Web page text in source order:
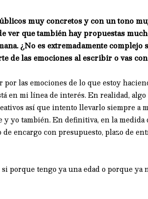
muy concretos y con un tono
ver que también hay propuestas
¿No es extremadamente complejo
de las emociones al escribir o vas
las emociones de lo que estoy
en mi línea de interés. En realidad,
así que intento llevarlo siempre a
y yo también. En definitiva, en la
encargo con presupuesto, plazo de
porque tengo ya una edad o porque